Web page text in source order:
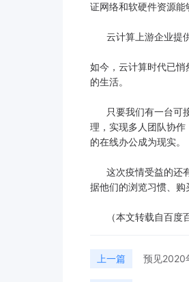
证网络和软硬件资源能
云计算上游企业提供
如今，云计算时代已
的生活。
只要我们有一台可接
理，实现多人团队协
的在线办公成为现实。
这次疫情受益的还有
据他们的浏览习惯、购
（本文转载自百度百
上一篇 预见2020